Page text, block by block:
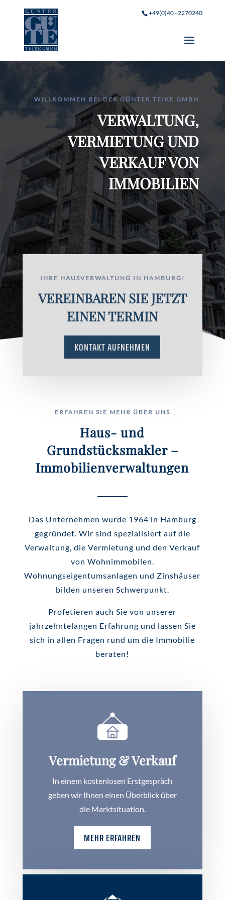
+49(0)40 - 2270240
WILLKOMMEN BEI DER GÜNTER TEIKE GMBH
VERWALTUNG,
VERMIETUNG UND
VERKAUF VON
IMMOBILIEN
IHRE HAUSVERWALTUNG IN HAMBURG!
VEREINBAREN SIE JETZT
EINEN TERMIN
KONTAKT AUFNEHMEN
ERFAHREN SIE MEHR ÜBER UNS
Haus- und
Grundstücksmakler –
Immobilienverwaltungen
Das Unternehmen wurde 1964 in Hamburg
gegründet. Wir sind spezialisiert auf die
Verwaltung, die Vermietung und den Verkauf
von Wohnimmobilen.
Wohnungseigentumsanlagen und Zinshäuser
bilden unseren Schwerpunkt.
Profetieren auch Sie von unserer
jahrzehntelangen Erfahrung und lassen Sie
sich in allen Fragen rund um die Immobilie
beraten!
Vermietung & Verkauf
In einem kostenlosen Erstgespräch
geben wir Ihnen einen Überblick über
die Marktsituation.
MEHR ERFAHREN